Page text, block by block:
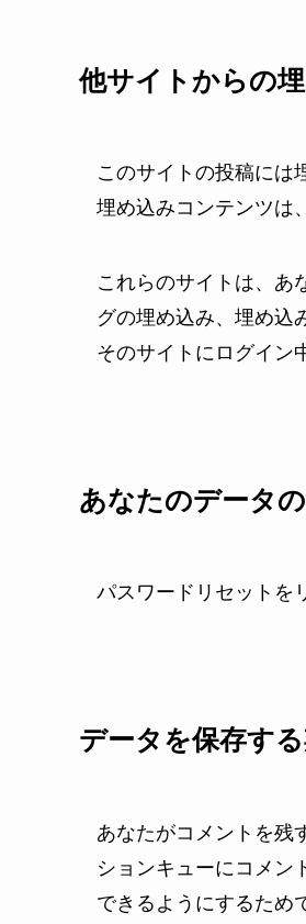
他サイトからの
このサイトの投稿には
埋め込みコンテンツは
これらのサイトは、あ
グの埋め込み、埋め込
そのサイトにログイン
あなたのデータ
パスワードリセットを
データを保存す
あなたがコメントを残
ションキューにコメン
できるようにするため